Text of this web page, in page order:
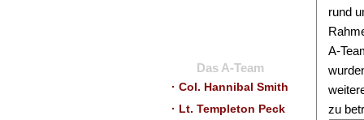
Das A-Team
· Col. Hannibal Smith
· Lt. Templeton Peck
rund
A-
zu